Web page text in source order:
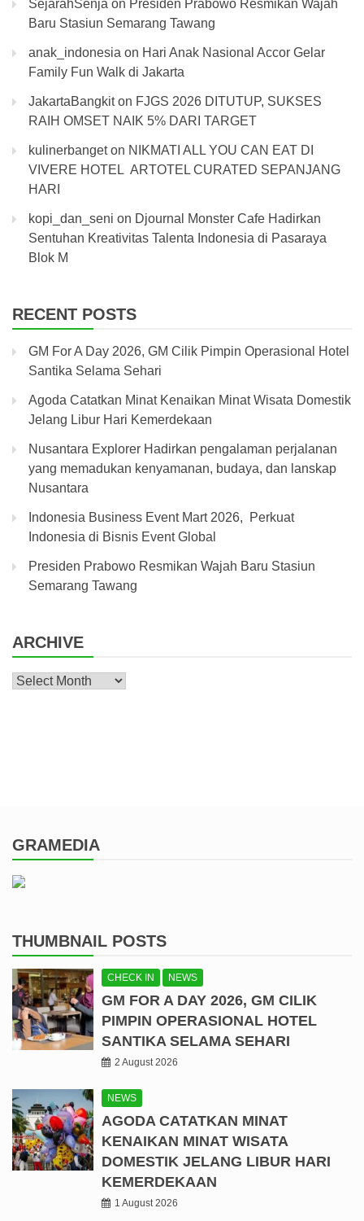
SejarahSenja on Presiden Prabowo Resmikan Wajah
Baru Stasiun Semarang Tawang
anak_indonesia on Hari Anak Nasional Accor Gelar
Family Fun Walk di Jakarta
JakartaBangkiton FJGS 2026 DITUTUP, SUKSES
RAIH OMSET NAIK 5% DARI TARGET
kulinerbangeton NIKMATI ALL YOU CAN EAT DI
VIVERE HOTEL ARTOTEL CURATED SEPANJANG
HARI
kopi_dan_seni on Djournal Monster Cafe Hadirkan
Sentuhan Kreativitas Talenta Indonesia di Pasaraya
Blok M
RECENT POSTS
GM For A Day 2026, GM Cilik Pimpin Operasional Hotel
Santika Selama Sehari
Agoda Catatkan Minat Kenaikan Minat Wisata Domestik
Jelang Libur Hari Kemerdekaan
Nusantara Explorer Hadirkan pengalaman perjalanan
yang memadukan kenyamanan, budaya, dan lanskap
Nusantara
Indonesia Business Event Mart 2026, Perkuat
Indonesia di Bisnis Event Global
Presiden Prabowo Resmikan Wajah Baru Stasiun
Semarang Tawang
ARCHIVE
Archive
GRAMEDIA
THUMBNAIL POSTS
CHECK IN NEWS
GM FOR A DAY 2026, GM CILIK
PIMPIN OPERASIONAL HOTEL
SANTIKA SELAMA SEHARI
2 August 2026
NEWS
AGODA CATATKAN MINAT
KENAIKAN MINAT WISATA
DOMESTIK JELANG LIBUR HARI
KEMERDEKAAN
1 August 2026